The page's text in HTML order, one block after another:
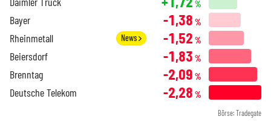
%
Bayer -1,38 %
Rheinmetall News -1,52 %
Beiersdorf -1,83 %
Brenntag -2,09 %
Deutsche Telekom -2,28 %
Börse: Tradegate